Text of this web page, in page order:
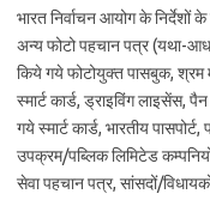
भारत निर्वाचन आयोग के निर्देशों
अन्य फोटो पहचान पत्र (यथा-
किये गये फोटोयुक्त पासबुक, श्रम
स्मार्ट कार्ड, ड्राइविंग लाइसेंस,
गये स्मार्ट कार्ड, भारतीय
उपक्रम/पब्लिक लिमिटेड कम्पनियों
सेवा पहचान पत्र, सांसदों/